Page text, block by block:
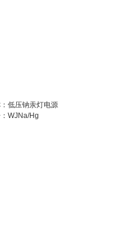
低压钠汞灯电源
WJNa/Hg